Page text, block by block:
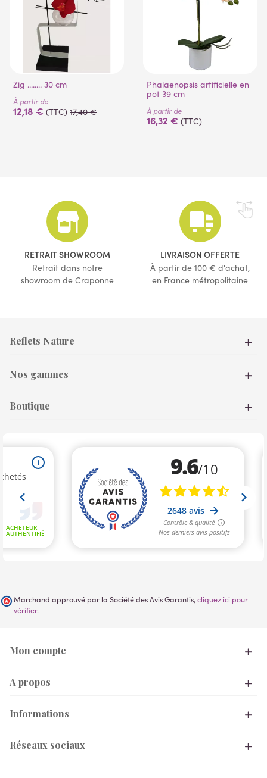
Zig ........ 30 cm
À partir de
12,18 € (TTC) 17,40 €
Phalaenopsis artificielle en
pot 39 cm
À partir de
16,32 € (TTC)
RETRAIT SHOWROOM
Retrait dans notre
showroom de Craponne
LIVRAISON OFFERTE
À partir de 100 € d'achat,
en France métropolitaine
Reflets Nature
Nos gammes
Boutique
Marchand approuvé par la Société des Avis Garantis, cliquez ici pour
vérifier.
Mon compte
A propos
Informations
Réseaux sociaux